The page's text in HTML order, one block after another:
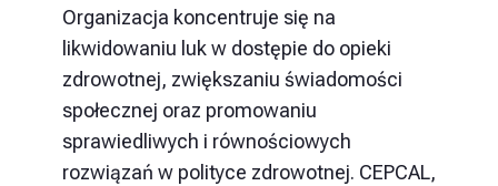
Organizacja koncentruje się na
likwidowaniu luk w dostępie do opieki
zdrowotnej, zwiększaniu świadomości
społecznej oraz promowaniu
sprawiedliwych i równościowych
rozwiązań w polityce zdrowotnej. CEPCAL,